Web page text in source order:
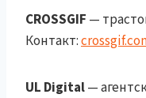
CROSSGIF —
Контакт:
UL Digital—